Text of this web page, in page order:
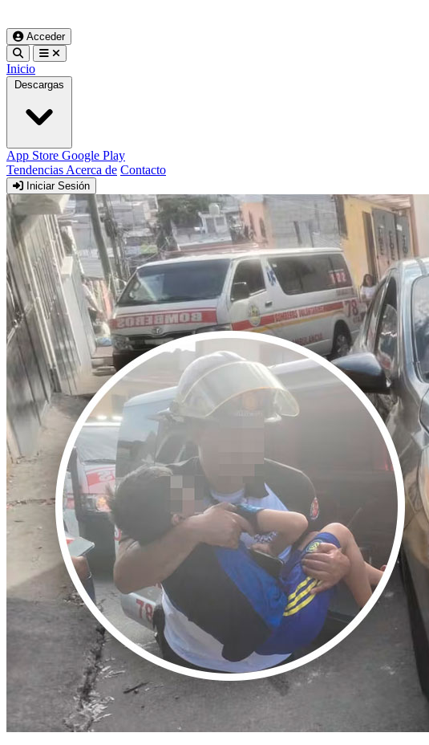
Acceder
Inicio
Descargas
App Store Google Play
Tendencias Acerca de Contacto
Iniciar Sesión